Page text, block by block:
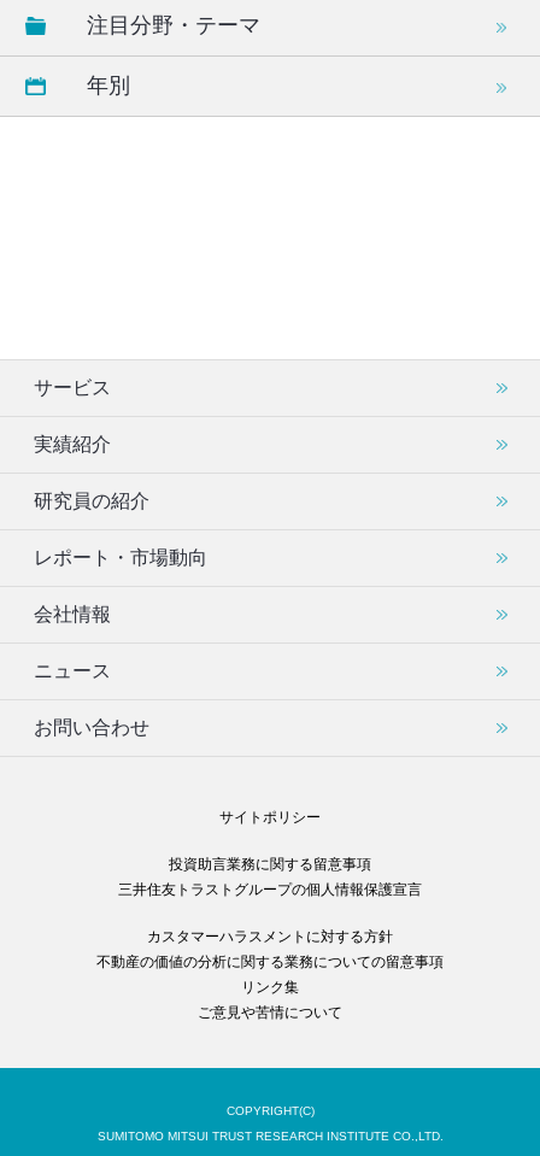
注目分野・テーマ
年別
サービス
実績紹介
研究員の紹介
レポート・市場動向
会社情報
ニュース
お問い合わせ
サイトポリシー
投資助言業務に関する留意事項
三井住友トラストグループの個人情報保護宣言
カスタマーハラスメントに対する方針
不動産の価値の分析に関する業務についての留意事項
リンク集
ご意見や苦情について
COPYRIGHT(C)
SUMITOMO MITSUI TRUST RESEARCH INSTITUTE CO.,LTD.